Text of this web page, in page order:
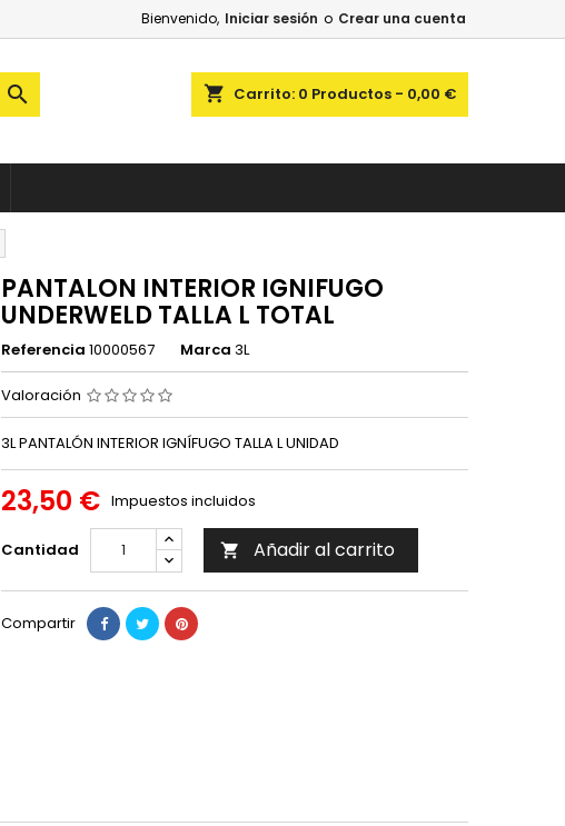
Bienvenido, Iniciar sesión o Crear una cuenta
shopping_cart Carrito: 0 Productos - 0,00 €

PANTALON INTERIOR IGNIFUGO
UNDERWELD TALLA L TOTAL
Referencia 10000567 Marca 3L
Valoración
3L PANTALÓN INTERIOR IGNÍFUGO TALLA L UNIDAD
23,50 € Impuestos incluidos
Cantidad  Añadir al carrito
Compartir